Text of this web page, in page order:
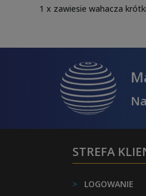
1 x zawiesie wahacza
STREFA
>
LOGOWANIE